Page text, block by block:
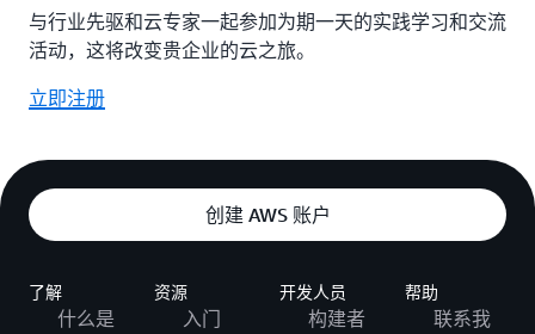
与行业先驱和云专家一起参加为期一天的实践学习和交流
活动，这将改变贵企业的云之旅。
立即注册
创建 AWS 账户
了解
什么是
资源
入门
开发人员
构建者
帮助
联系我